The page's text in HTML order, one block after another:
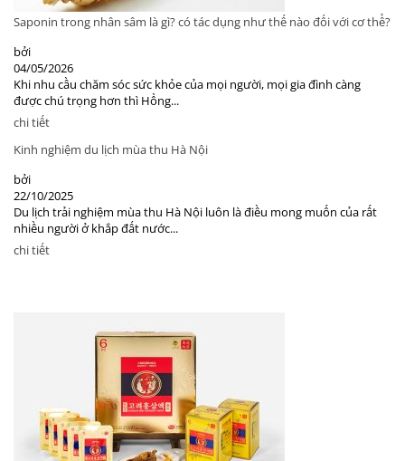
Saponin trong nhân sâm là gì? có tác dụng như thế nào đối với cơ thể?
bởi
04/05/2026
Khi nhu cầu chăm sóc sức khỏe của mọi người, mọi gia đình càng
được chú trọng hơn thì Hồng...
chi tiết
Kinh nghiệm du lịch mùa thu Hà Nội
bởi
22/10/2025
Du lịch trải nghiệm mùa thu Hà Nội luôn là điều mong muốn của rất
nhiều người ở khắp đất nước...
chi tiết